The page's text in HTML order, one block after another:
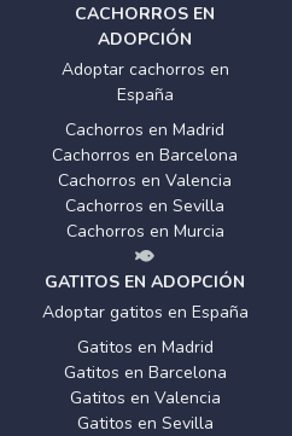
CACHORROS EN
ADOPCIÓN
Adoptar cachorros en
España
Cachorros en Madrid
Cachorros en Barcelona
Cachorros en Valencia
Cachorros en Sevilla
Cachorros en Murcia
GATITOS EN ADOPCIÓN
Adoptar gatitos en España
Gatitos en Madrid
Gatitos en Barcelona
Gatitos en Valencia
Gatitos en Sevilla